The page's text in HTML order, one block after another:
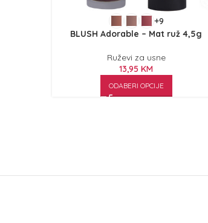
+9
BLUSH Adorable – Mat ruž 4,5g
Ruževi za usne
13,95 KM
ODABERI OPCIJE